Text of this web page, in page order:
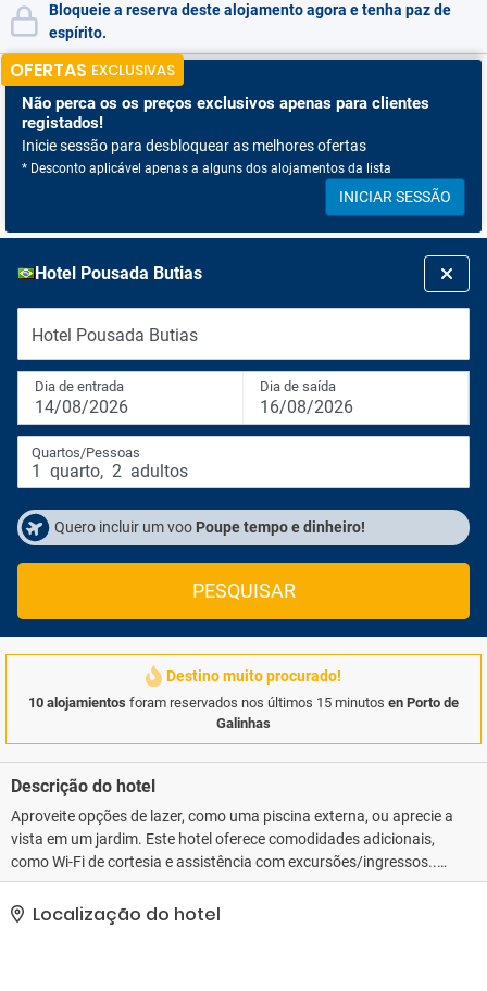
Bloqueie a reserva deste alojamento agora e tenha paz de
espírito.
OFERTAS EXCLUSIVAS
Não perca os os preços exclusivos apenas para clientes
registados!
Inicie sessão para desbloquear as melhores ofertas
* Desconto aplicável apenas a alguns dos alojamentos da lista
INICIAR SESSÃO
Hotel Pousada Butias
Hotel Pousada Butias
Dia de entrada
14/08/2026
Dia de saída
16/08/2026
Quartos/Pessoas
1 quarto, 2 adultos
Quero incluir um voo Poupe tempo e dinheiro!
PESQUISAR
Destino muito procurado!
10 alojamientos foram reservados nos últimos 15 minutos en Porto de
Galinhas
Descrição do hotel
Aproveite opções de lazer, como uma piscina externa, ou aprecie a
vista em um jardim. Este hotel oferece comodidades adicionais,
como Wi-Fi de cortesia e assistência com excursões/ingressos..
As comodidades presentes incluem jornais de cortesia no saguão,
armazenamento para bagagem e um cofre na recepção do hotel.
Estacionamento grátis sem manobrista está disponível no local..
Localização do hotel